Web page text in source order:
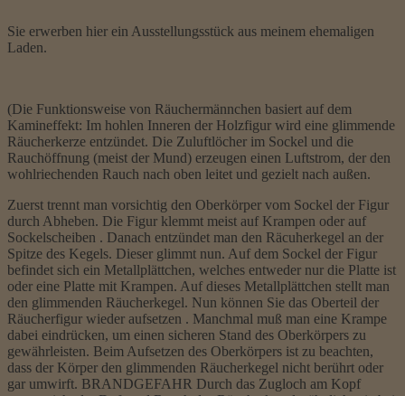
Sie erwerben hier ein Ausstellungsstück aus meinem ehemaligen
Laden.
(Die Funktionsweise von Räuchermännchen basiert auf dem
Kamineffekt: Im hohlen Inneren der Holzfigur wird eine glimmende
Räucherkerze entzündet. Die Zuluftlöcher im Sockel und die
Rauchöffnung (meist der Mund) erzeugen einen Luftstrom, der den
wohlriechenden Rauch nach oben leitet und gezielt nach außen.
Zuerst trennt man vorsichtig den Oberkörper vom Sockel der Figur
durch Abheben. Die Figur klemmt meist auf Krampen oder auf
Sockelscheiben . Danach entzündet man den Räcuherkegel an der
Spitze des Kegels. Dieser glimmt nun. Auf dem Sockel der Figur
befindet sich ein Metallplättchen, welches entweder nur die Platte ist
oder eine Platte mit Krampen. Auf dieses Metallplättchen stellt man
den glimmenden Räucherkegel. Nun können Sie das Oberteil der
Räucherfigur wieder aufsetzen . Manchmal muß man eine Krampe
dabei eindrücken, um einen sicheren Stand des Oberkörpers zu
gewährleisten. Beim Aufsetzen des Oberkörpers ist zu beachten,
dass der Körper den glimmenden Räucherkegel nicht berührt oder
gar umwirft. BRANDGEFAHR Durch das Zugloch am Kopf